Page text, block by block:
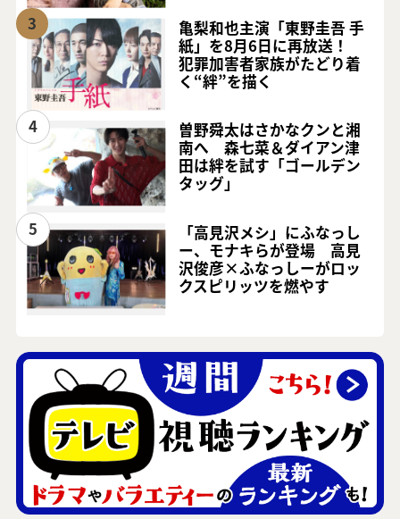
3
亀梨和也主演「東野圭吾 手
紙」を8月6日に再放送！
犯罪加害者家族がたどり着
く“絆”を描く
4
曽野舜太はさかなクンと湘
南へ 森七菜＆ダイアン津
田は絆を試す「ゴールデン
タッグ」
5
「高見沢メシ」にふなっし
ー、モナキらが登場 高見
沢俊彦×ふなっしーがロッ
クスピリッツを燃やす